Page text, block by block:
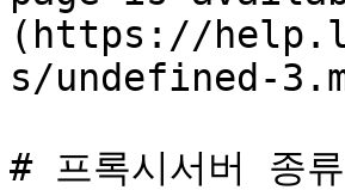
(https://
s/undefined-
# 프록시서버 종